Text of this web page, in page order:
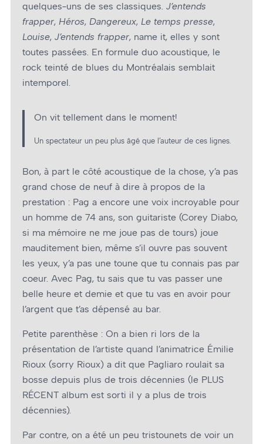
quelques-uns de ses classiques. J’entends
frapper, Héros, Dangereux, Le temps presse,
Louise, J’entends frapper, name it, elles y sont
toutes passées. En formule duo acoustique, le
rock teinté de blues du Montréalais semblait
intemporel.
On vit tellement dans le moment!
Un spectateur un peu plus âgé que l’auteur de ces lignes.
Bon, à part le côté acoustique de la chose, y’a pas
grand chose de neuf à dire à propos de la
prestation : Pag a encore une voix incroyable pour
un homme de 74 ans, son guitariste (Corey Diabo,
si ma mémoire ne me joue pas de tours) joue
mauditement bien, même s’il ouvre pas souvent
les yeux, y’a pas une toune que tu connais pas par
coeur. Avec Pag, tu sais que tu vas passer une
belle heure et demie et que tu vas en avoir pour
l’argent que t’as dépensé au bar.
Petite parenthèse : On a bien ri lors de la
présentation de l’artiste quand l’animatrice Émilie
Rioux (sorry Rioux) a dit que Pagliaro roulait sa
bosse depuis plus de trois décennies (le PLUS
RÉCENT album est sorti il y a plus de trois
décennies).
Par contre, on a été un peu tristounets de voir un